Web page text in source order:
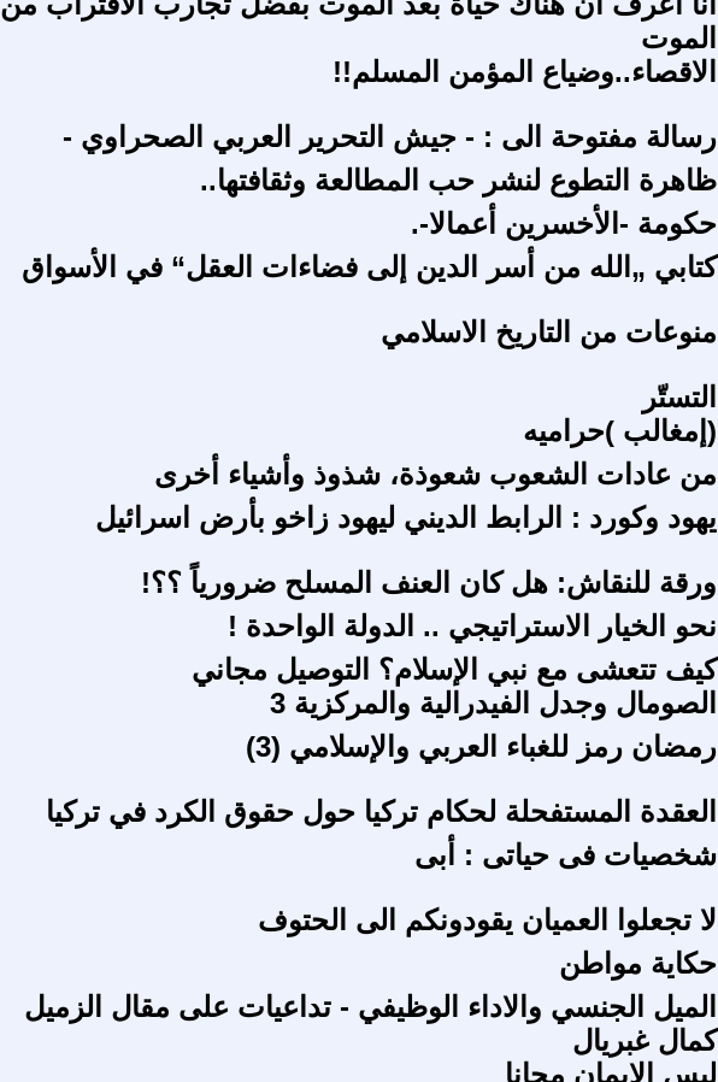
الموت
الاقصاء..وضياع المؤمن المسلم!!
رسالة مفتوحة الى : - جيش التحرير العربي الصحراوي -
ظاهرة التطوع لنشر حب المطالعة وثقافتها..
حكومة -الأخسرين أعمالا-.
كتابي „الله من أسر الدين إلى فضاءات العقل“ في الأسواق
منوعات من التاريخ الاسلامي
التستّر
(إمغالب )حراميه
من عادات الشعوب شعوذة، شذوذ وأشياء أخرى
يهود وكورد : الرابط الديني ليهود زاخو بأرض اسرائيل
ورقة للنقاش: هل كان العنف المسلح ضرورياً ؟؟!
نحو الخيار الاستراتيجي .. الدولة الواحدة !
كيف تتعشى مع نبي الإسلام؟ التوصيل مجاني
الصومال وجدل الفيدرالية والمركزية 3
رمضان رمز للغباء العربي والإسلامي (3)
العقدة المستفحلة لحكام تركيا حول حقوق الكرد في تركيا
شخصيات فى حياتى : أبى
لا تجعلوا العميان يقودونكم الى الحتوف
حكاية مواطن
الميل الجنسي والاداء الوظيفي - تداعيات على مقال الزميل
كمال غبريال
ليس الايمان مجانا